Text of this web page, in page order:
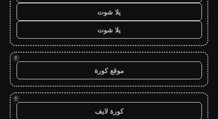
يلا شوت
يلا شوت
!
موقع كورة
!
كورة لايف